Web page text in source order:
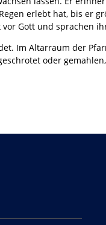
erlebt hat, bis er
Gott und sprachen
Im Altarraum der
oder